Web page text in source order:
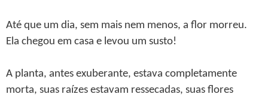
Até que um dia, sem mais nem menos, a flor morreu.
Ela chegou em casa e levou um susto!
A planta, antes exuberante, estava completamente
morta, suas raízes estavam ressecadas, suas flores